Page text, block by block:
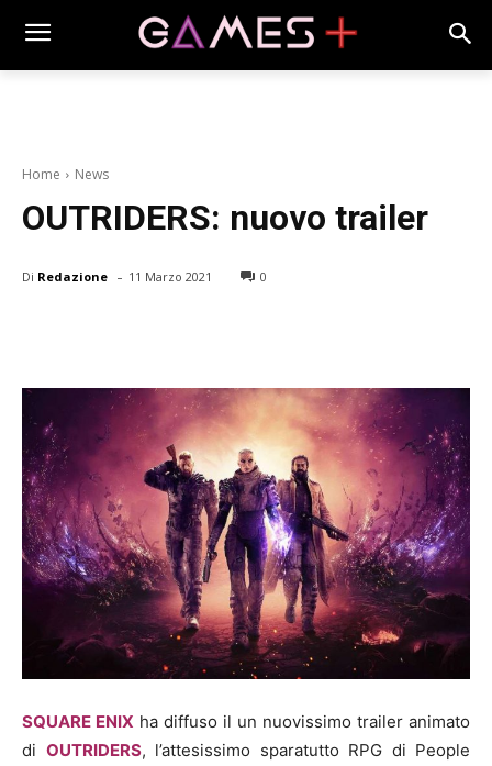
Home News
OUTRIDERS: nuovo trailer
Di Redazione - 11 Marzo 2021 0
SQUARE ENIX ha diffuso il un nuovissimo trailer animato
di OUTRIDERS, l’attesissimo sparatutto RPG di People